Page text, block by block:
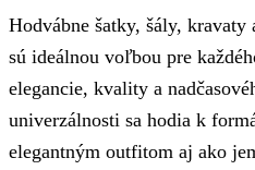
Hodvábne šatky, šály,
sú ideálnou voľbou pre
elegancie, kvality a
univerzálnosti sa hodia k
elegantným outfitom aj ako